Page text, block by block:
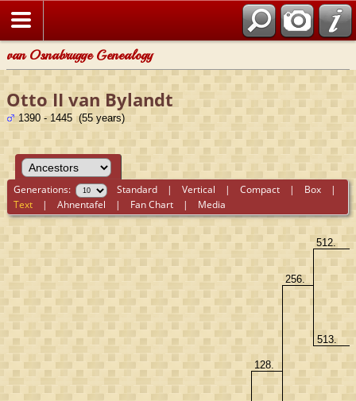
van Osnabrugge Genealogy
Otto II van Bylandt
1390 - 1445 (55 years)
Generations: Standard |Vertical |Compact | Box |
Text |Ahnentafel | Fan Chart | Media
128.
256.
512.
513.